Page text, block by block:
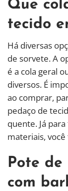
Que
tecido
Há diversas
de sorvete. A
é a cola geral
diversos. É
ao comprar,
pedaço de
quente. Já
materiais,
Pote de
com